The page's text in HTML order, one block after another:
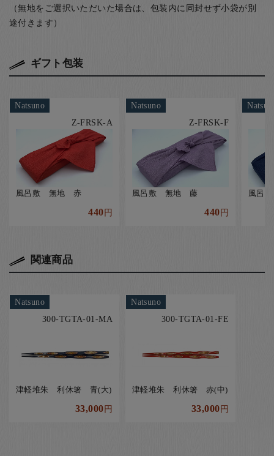
（無地をご選択いただいた場合は、包装内に同封せず小袋が別
途付きます）
ギフト包装
Natsuno
Z-FRSK-A
風呂敷 無地 赤
440円
Natsuno
Z-FRSK-F
風呂敷 無地 藤
440円
風呂
関連商品
Natsuno
300-TGTA-01-MA
津軽堆朱 利休箸 青(大)
33,000円
Natsuno
300-TGTA-01-FE
津軽堆朱 利休箸 赤(中)
33,000円